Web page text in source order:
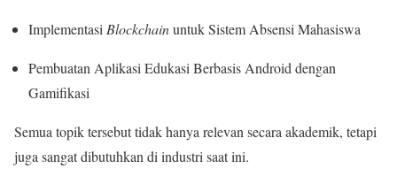
Implementasi Blockchainuntuk Sistem Absensi Mahasiswa
Pembuatan Aplikasi Edukasi Berbasis Android dengan
Gamifikasi
Semua topik tersebut tidak hanya relevan secara akademik, tetapi
juga sangat dibutuhkan di industri saat ini.